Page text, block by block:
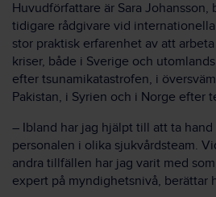
Huvudförfattare är Sara
tidigare rådgivare vid
stor praktisk erfarenhet av att
kriser, både i Sverige och
efter tsunamikatastrofen, i
Pakistan, i Syrien och i Norge efter
– Ibland har jag hjälpt till att ta hand
personalen i olika sjukvårdsteam.
andra tillfällen har jag varit med som
expert på myndighetsnivå, berättar